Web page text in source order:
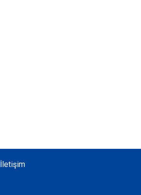
İletişim